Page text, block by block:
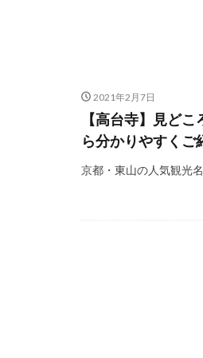
2021年2月7日
【高台寺】見ど
ら分かりやすくご
京都・東山の人気観光